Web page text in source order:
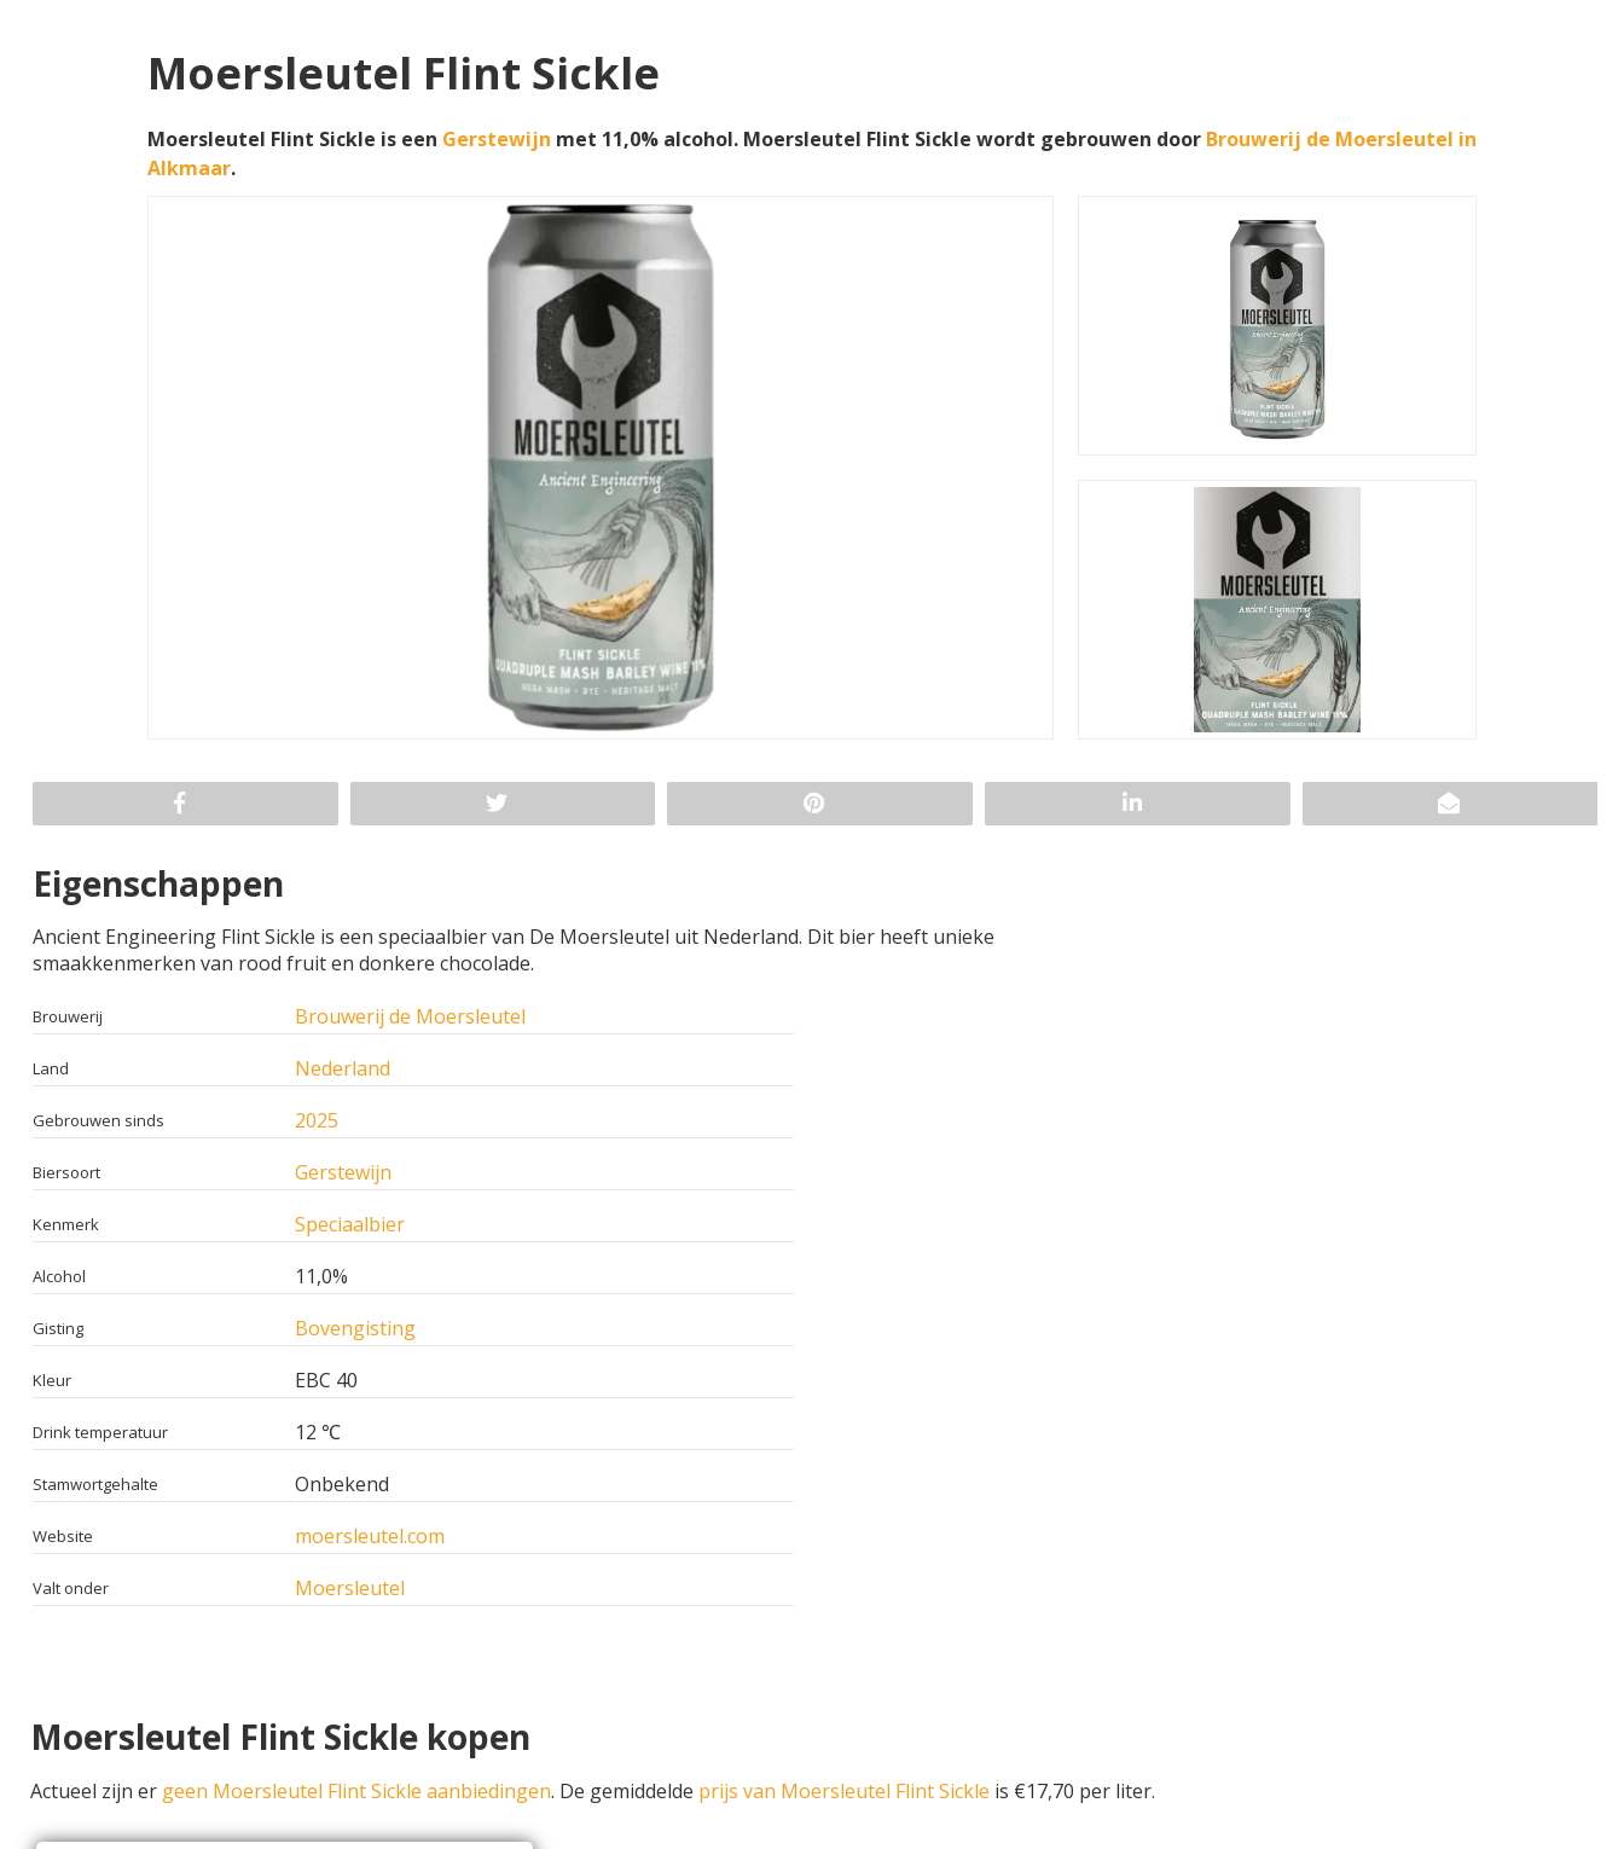
Moersleutel Flint Sickle
Moersleutel Flint Sickle is een Gerstewijn met 11,0% alcohol. Moersleutel Flint Sickle wordt gebrouwen door Brouwerij de Moersleutel in
Alkmaar.
Eigenschappen
Ancient Engineering Flint Sickle is een speciaalbier van De Moersleutel uit Nederland. Dit bier heeft unieke
smaakkenmerken van rood fruit en donkere chocolade.
Brouwerij Brouwerij de Moersleutel
Land Nederland
Gebrouwen sinds 2025
Biersoort Gerstewijn
Kenmerk Speciaalbier
Alcohol 11,0%
Gisting Bovengisting
Kleur EBC 40
Drink temperatuur 12 ℃
Stamwortgehalte Onbekend
Website moersleutel.com
Valt onder Moersleutel
Moersleutel Flint Sickle kopen
Actueel zijn er geen Moersleutel Flint Sickle aanbiedingen. De gemiddelde prijs van Moersleutel Flint Sickle is €17,70 per liter.